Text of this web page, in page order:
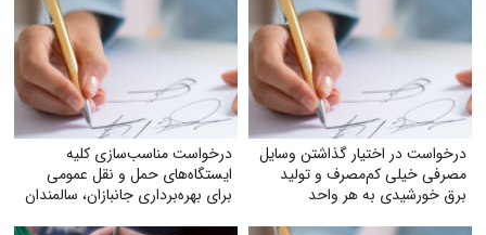
درخواست در اختیار گذاشتن وسایل
مصرفی خیلی کم‌مصرف و تولید
برق خورشیدی به هر واحد
درخواست مناسب‌سازی کلیه
ایستگاه‌های حمل‌ و نقل عمومی
برای بهره‌برداری جانبازان، سالمندان